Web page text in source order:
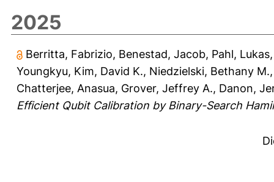
2025
Berritta, Fabrizio, Benestad, Jacob, Pahl, Lukas
Youngkyu, Kim, David K., Niedzielski, Bethany M.
Chatterjee, Anasua, Grover, Jeffrey A., Danon,
Efficient Qubit Calibration by Binary-Search